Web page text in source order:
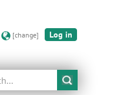
[change] Log in